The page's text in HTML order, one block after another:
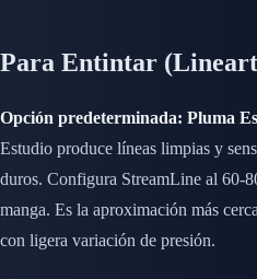
Para Entintar
Opción predeterminada: Pluma
Estudio produce líneas limpias y
duros. Configura StreamLine al 60-
manga. Es la aproximación más
con ligera variación de presión.